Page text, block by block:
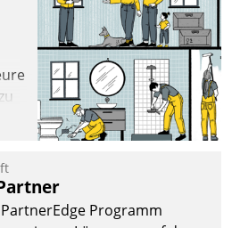
Programm